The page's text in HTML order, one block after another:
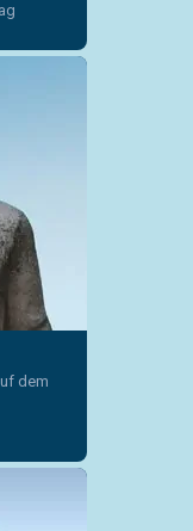
dem